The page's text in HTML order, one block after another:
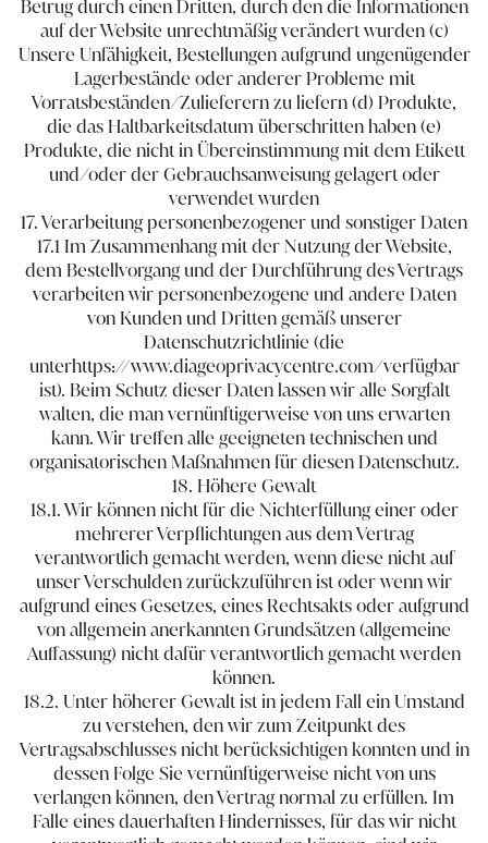
Betrug durch einen Dritten, durch den die Informationen
auf der Website unrechtmäßig verändert wurden (c)
Unsere Unfähigkeit, Bestellungen aufgrund ungenügender
Lagerbestände oder anderer Probleme mit
Vorratsbeständen/Zulieferern zu liefern (d) Produkte,
die das Haltbarkeitsdatum überschritten haben (e)
Produkte, die nicht in Übereinstimmung mit dem Etikett
und/oder der Gebrauchsanweisung gelagert oder
verwendet wurden
17. Verarbeitung personenbezogener und sonstiger Daten
17.1 Im Zusammenhang mit der Nutzung der Website,
dem Bestellvorgang und der Durchführung des Vertrags
verarbeiten wir personenbezogene und andere Daten
von Kunden und Dritten gemäß unserer
Datenschutzrichtlinie (die
unterhttps://www.diageoprivacycentre.com/verfügbar
ist). Beim Schutz dieser Daten lassen wir alle Sorgfalt
walten, die man vernünftigerweise von uns erwarten
kann. Wir treffen alle geeigneten technischen und
organisatorischen Maßnahmen für diesen Datenschutz.
18. Höhere Gewalt
18.1. Wir können nicht für die Nichterfüllung einer oder
mehrerer Verpflichtungen aus dem Vertrag
verantwortlich gemacht werden, wenn diese nicht auf
unser Verschulden zurückzuführen ist oder wenn wir
aufgrund eines Gesetzes, eines Rechtsakts oder aufgrund
von allgemein anerkannten Grundsätzen (allgemeine
Auffassung) nicht dafür verantwortlich gemacht werden
können.
18.2. Unter höherer Gewalt ist in jedem Fall ein Umstand
zu verstehen, den wir zum Zeitpunkt des
Vertragsabschlusses nicht berücksichtigen konnten und in
dessen Folge Sie vernünftigerweise nicht von uns
verlangen können, den Vertrag normal zu erfüllen. Im
Falle eines dauerhaften Hindernisses, für das wir nicht